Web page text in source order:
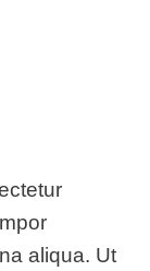
aliqua. Ut